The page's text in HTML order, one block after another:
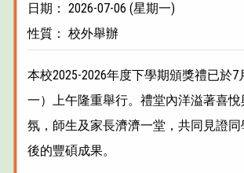
日期： 2026-07-06 (星期一)
性質： 校外舉辦
本校2025-2026年度下學期頒獎禮已於7
一）上午隆重舉行。禮堂內洋溢著喜
氛，師生及家長濟濟一堂，共同見證
後的豐碩成果。